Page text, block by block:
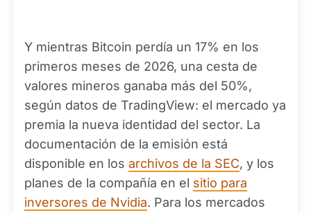
Y mientras Bitcoin perdía un 17% en los
primeros meses de 2026, una cesta de
valores mineros ganaba más del 50%,
según datos de TradingView: el mercado ya
premia la nueva identidad del sector. La
documentación de la emisión está
disponible en los archivos de la SEC, y los
planes de la compañía en el sitio para
inversores de Nvidia. Para los mercados